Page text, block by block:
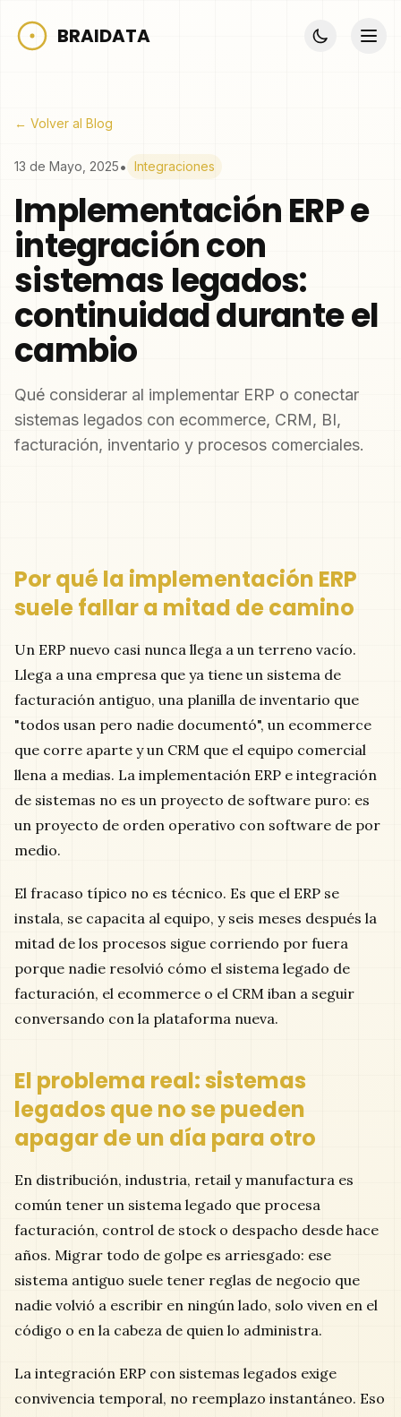
BRAIDATA
← Volver al Blog
13 de Mayo, 2025• Integraciones
Implementación ERP e
integración con
sistemas legados:
continuidad durante el
cambio
Qué considerar al implementar ERP o conectar
sistemas legados con ecommerce, CRM, BI,
facturación, inventario y procesos comerciales.
Por qué la implementación ERP
suele fallar a mitad de camino
Un ERP nuevo casi nunca llega a un terreno vacío.
Llega a una empresa que ya tiene un sistema de
facturación antiguo, una planilla de inventario que
"todos usan pero nadie documentó", un ecommerce
que corre aparte y un CRM que el equipo comercial
llena a medias. La implementación ERP e integración
de sistemas no es un proyecto de software puro: es
un proyecto de orden operativo con software de por
medio.
El fracaso típico no es técnico. Es que el ERP se
instala, se capacita al equipo, y seis meses después la
mitad de los procesos sigue corriendo por fuera
porque nadie resolvió cómo el sistema legado de
facturación, el ecommerce o el CRM iban a seguir
conversando con la plataforma nueva.
El problema real: sistemas
legados que no se pueden
apagar de un día para otro
En distribución, industria, retail y manufactura es
común tener un sistema legado que procesa
facturación, control de stock o despacho desde hace
años. Migrar todo de golpe es arriesgado: ese
sistema antiguo suele tener reglas de negocio que
nadie volvió a escribir en ningún lado, solo viven en el
código o en la cabeza de quien lo administra.
La integración ERP con sistemas legados exige
convivencia temporal, no reemplazo instantáneo. Eso